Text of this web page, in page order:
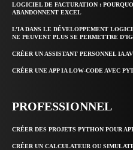
LOGICIEL DE FACTURATION :
ABANDONNENT EXCEL
L’IA DANS LE DÉVELOPPEMENT
NE PEUVENT PLUS SE PERMETTRE
CRÉER UN ASSISTANT PERSONNEL IA
CRÉER UNE APP IA LOW-CODE AVEC
PROFESSIONNEL
CRÉER DES PROJETS PYTHON POUR
CRÉER UN CALCULATEUR OU